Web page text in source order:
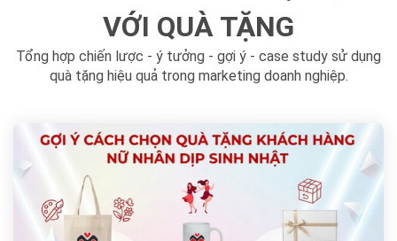
VỚI QUÀ TẶNG
Tổng hợp chiến lược - ý tưởng - gợi ý - case study sử dụng
quà tặng hiệu quả trong marketing doanh nghiệp.